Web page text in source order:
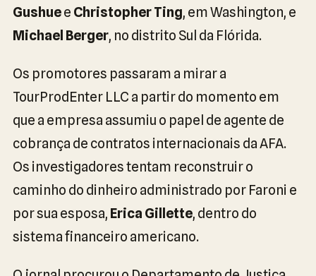
Gushuee Christopher Ting, em Washington, e
Michael Berger, no distrito Sul da Flórida.
Os promotores passaram a mirar a
TourProdEnter LLC a partir do momento em
que a empresa assumiu o papel de agente de
cobrança de contratos internacionais da AFA.
Os investigadores tentam reconstruir o
caminho do dinheiro administrado por Faroni e
por sua esposa, Erica Gillette, dentro do
sistema financeiro americano.